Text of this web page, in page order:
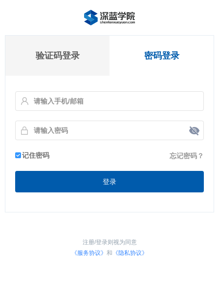
验证码登录 密码登录
忘记密码？
记住密码
登录
注册/登录则视为同意
《服务协议》 和 《隐私协议》